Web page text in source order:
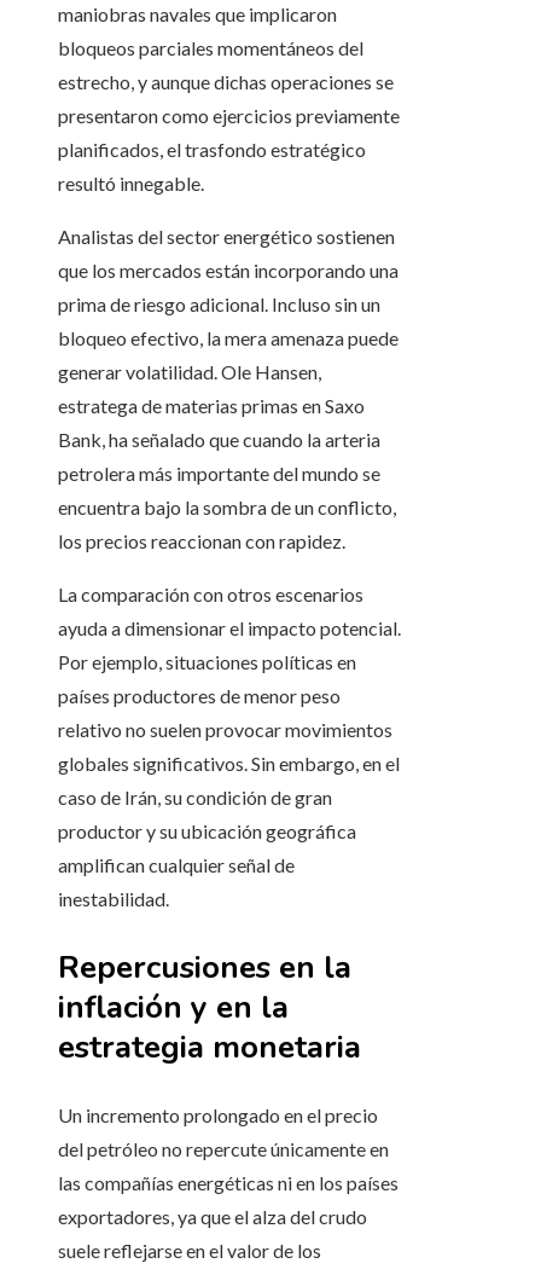
maniobras navales que implicaron
bloqueos parciales momentáneos del
estrecho, y aunque dichas operaciones se
presentaron como ejercicios previamente
planificados, el trasfondo estratégico
resultó innegable.
Analistas del sector energético sostienen
que los mercados están incorporando una
prima de riesgo adicional. Incluso sin un
bloqueo efectivo, la mera amenaza puede
generar volatilidad. Ole Hansen,
estratega de materias primas en Saxo
Bank, ha señalado que cuando la arteria
petrolera más importante del mundo se
encuentra bajo la sombra de un conflicto,
los precios reaccionan con rapidez.
La comparación con otros escenarios
ayuda a dimensionar el impacto potencial.
Por ejemplo, situaciones políticas en
países productores de menor peso
relativo no suelen provocar movimientos
globales significativos. Sin embargo, en el
caso de Irán, su condición de gran
productor y su ubicación geográfica
amplifican cualquier señal de
inestabilidad.
Repercusiones en la
inflación y en la
estrategia monetaria
Un incremento prolongado en el precio
del petróleo no repercute únicamente en
las compañías energéticas ni en los países
exportadores, ya que el alza del crudo
suele reflejarse en el valor de los